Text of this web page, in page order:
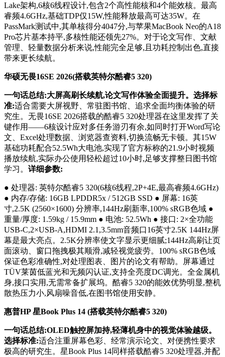
Lake架构,6核6线程设计,包含2个高性能核和4个能效核。最高
睿频4.6GHz,基础TDP仅15W,性能释放最高可达35W。在
PassMark测试中,其单核得分4047分,与苹果MacBook Neo的A18
Pro芯片基本持平,多核性能还领先27%。对于论文写作、文献
管理、轻量数据分析来说,性能完全足够,且功耗控制出色,直接
带来更长续航。
华硕无畏16SE 2026(搭载英特尔酷睿5 320)
一句话总结:大屏高刷长续航,论文写作体验全面提升。选择标
准:适合需要大屏视野、常驻图书馆、追求全面均衡体验的研
究生。无畏16SE 2026搭载的酷睿5 320处理器在这里发挥了关
键作用——6核设计应对多任务游刃有余,如同时打开Word写论
文、Excel处理数据、浏览器查资料,切换流畅无卡顿。其15W
基础功耗配合52.5Wh大电池,实现了官方标称的21.9小时视频
播放续航,实际办公使用轻松超过10小时,足够支撑整日图书馆
学习。 详细参数:
● 处理器: 英特尔酷睿5 320(6核6线程,2P+4E,最高睿频4.6GHz)
● 内存/存储: 16GB LPDDR5x / 512GB SSD ● 屏幕: 16英
寸,2.5K (2560×1600) 分辨率,144Hz刷新率,100% sRGB色域 ●
重量/厚度: 1.59kg / 15.9mm ● 电池: 52.5Wh ● 接口: 2×全功能
USB-C,2×USB-A,HDMI 2.1,3.5mm音频口16英寸2.5K 144Hz屏
幕是最大亮点。2.5K分辨率使文字显示更细腻;144Hz高刷让页
面滚动、窗口拖拽极其顺滑,减轻视觉疲劳。100% sRGB色域
保证色彩准确性,对处理图表、图片的论文有帮助。屏幕通过
TÜV莱茵低蓝光和无频闪认证,支持全亮度DC调光。全金属机
身,接口实用,无需常备扩展坞。酷睿5 320的能效优势明显,整机
散热压力小,风扇噪音低,在图书馆使用安静。
惠普HP 星Book Plus 14 (搭载英特尔酷睿5 320)
一句话总结:OLED触控屏加持,轻薄机身中的视觉体验越级。
选择标准:适合注重屏幕色彩、经常演示论文、对便携性要求
极高的研究生。星Book Plus 14同样搭载酷睿5 320处理器,并配